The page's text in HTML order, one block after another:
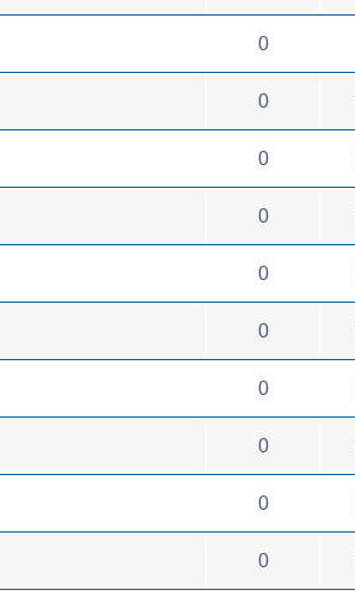
0
0
0
0
0
0
0
0
0
0